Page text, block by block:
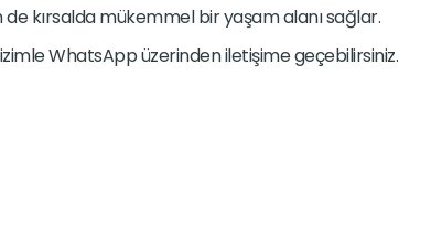
kırsalda mükemmel bir yaşam alanı sağlar.
WhatsApp üzerinden iletişime geçebilirsiniz.